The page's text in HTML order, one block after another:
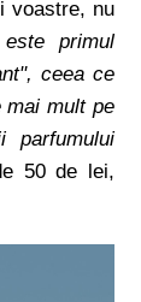
voastre, nu
primul
ceea ce
mult pe
parfumului
50 de lei,